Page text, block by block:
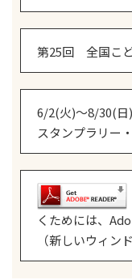
第25回 全国こ
6/2(火)～8/30(日
スタンプラリー
くためには、
（新しいウィン